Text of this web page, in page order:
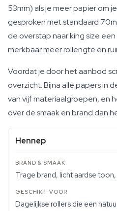
53mm) als je meer papier om
gesproken met standaard
de overstap naar king size
merkbaar meer rollengte en
Voordat je door het aanbod
overzicht. Bijna alle papers in
van vijf materiaalgroepen, en
over de smaak en brand dan
Hennep
Trage brand, licht aardse
Dagelijkse rollers die een